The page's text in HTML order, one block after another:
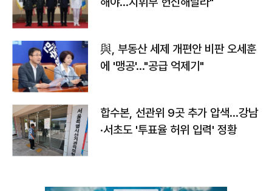
與, 부동산 세제 개편안 비판 오세훈
에 '맹공'…"공급 억제기"
합수본, 선관위 9곳 추가 압색…강남
·서초도 '투표율 허위 입력' 정황